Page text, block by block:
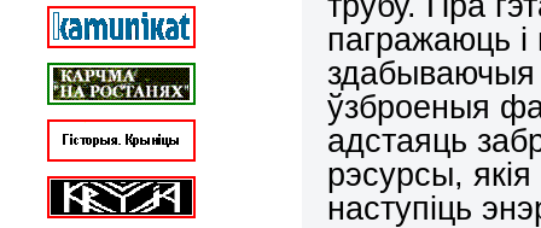
пагражаюць
здабываючыя
ўзброеныя
адстаяць
рэсурсы,
наступіць